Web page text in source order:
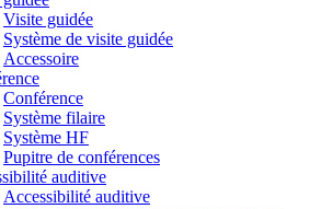
Visite guidée
Système de visite guidée
Accessoire
Conférence
Système filaire
Système HF
Pupitre de conférences
auditive
Accessibilité auditive